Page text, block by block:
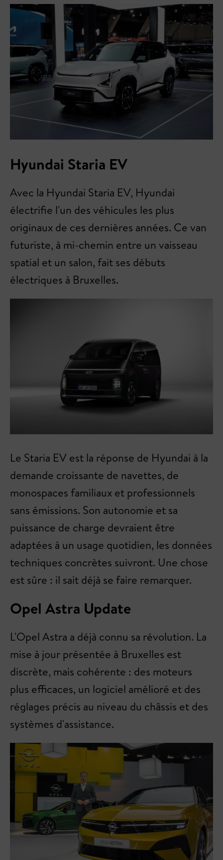
Hyundai Staria EV
Avec la Hyundai Staria EV, Hyundai
électrifie l'un des véhicules les plus
originaux de ces dernières années. Ce van
futuriste, à mi-chemin entre un vaisseau
spatial et un salon, fait ses débuts
électriques à Bruxelles.
Le Staria EV est la réponse de Hyundai à la
demande croissante de navettes, de
monospaces familiaux et professionnels
sans émissions. Son autonomie et sa
puissance de charge devraient être
adaptées à un usage quotidien, les données
techniques concrètes suivront. Une chose
est sûre : il sait déjà se faire remarquer.
Opel Astra Update
L'Opel Astra a déjà connu sa révolution. La
mise à jour présentée à Bruxelles est
discrète, mais cohérente : des moteurs
plus efficaces, un logiciel amélioré et des
réglages précis au niveau du châssis et des
systèmes d'assistance.